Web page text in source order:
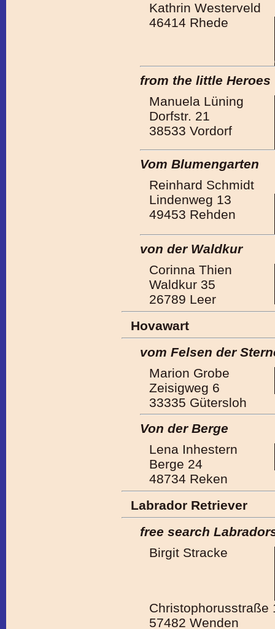
Kathrin Westerveld
46414 Rhede
from the little Heroes
Manuela Lüning
Dorfstr. 21
38533 Vordorf
Vom Blumengarten
Reinhard Schmidt
Lindenweg 13
49453 Rehden
von der Waldkur
Corinna Thien
Waldkur 35
26789 Leer
Hovawart
vom Felsen der
Marion Grobe
Zeisigweg 6
33335 Gütersloh
Von der Berge
Lena Inhestern
Berge 24
48734 Reken
Labrador Retriever
free search
Birgit Stracke
Christophorusstraße
57482 Wenden